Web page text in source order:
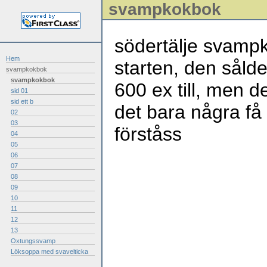
Hem
svampkokbok
svampkokbok
sid 01
sid ett b
02
03
04
05
06
07
08
09
10
11
12
13
Oxtungssvamp
Löksoppa med svavelticka
svampkokbok
södertälje
starten, den
600 ex till, men
det bara några
förståss